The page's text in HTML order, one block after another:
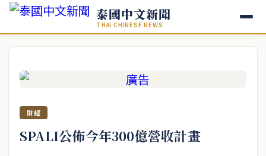
泰國中文新聞
THAI CHINESE NEWS
財經
SPALI公佈今年300億營收計畫